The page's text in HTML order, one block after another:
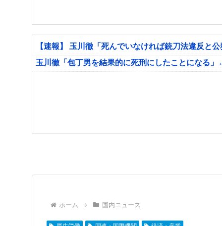
【速報】 玉川徹「死んでいなければ銃刀法違反と
玉川徹「包丁男を結果的に死刑にしたことになる
ホーム 国内ニュース